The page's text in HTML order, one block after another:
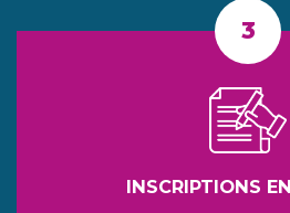
INSCRIPTIONS